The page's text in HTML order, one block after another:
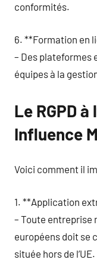
conformités.
6. **Formation en
– Des plateformes
équipes à la
Le RGPD
Influence
Voici comment il
1. **Application
– Toute entreprise
européens doit se
située hors de l’UE.